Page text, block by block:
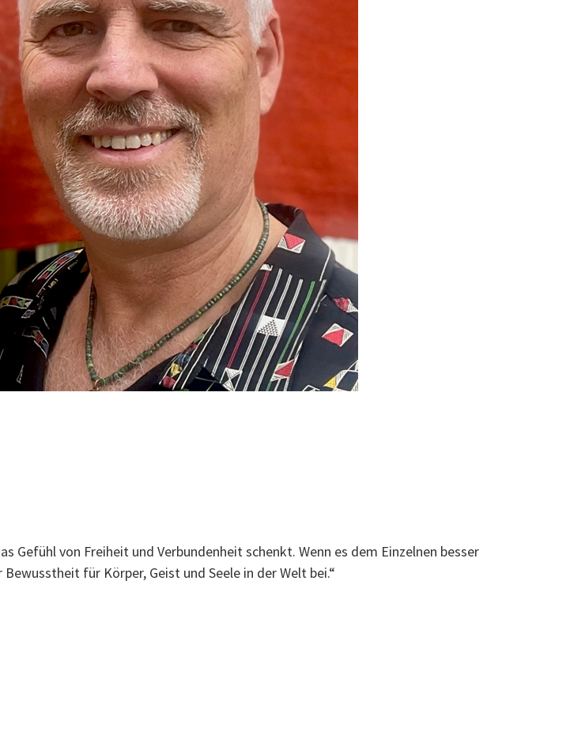
Gefühl von Freiheit und Verbundenheit schenkt. Wenn es dem Einzelnen besser
für Körper, Geist und Seele in der Welt bei.“